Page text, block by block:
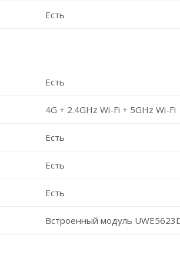
Есть
Есть
4G + 2.4GHz Wi-Fi + 5GHz Wi-Fi
Есть
Есть
Есть
Встроенный модуль